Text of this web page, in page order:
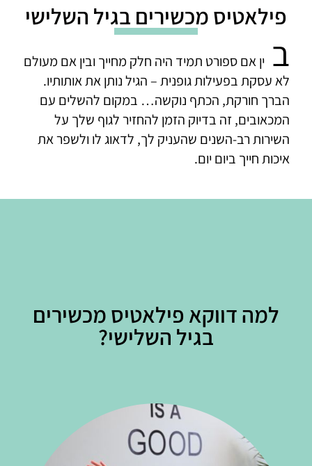
פילאטיס מכשירים בגיל השלישי
ב ין אם ספורט תמיד היה חלק מחייך ובין אם מעולם
לא עסקת בפעילות גופנית – הגיל נותן את אותותיו.
הברך חורקת, הכתף נוקשה… במקום להשלים עם
המכאובים, זה בדיוק הזמן להחזיר לגוף שלך על
השירות רב-השנים שהעניק לך, לדאוג לו ולשפר את
איכות חייך ביום יום.
למה דווקא פילאטיס מכשירים
בגיל השלישי?